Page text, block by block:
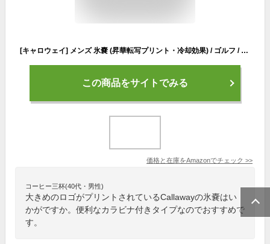
[キャロウェイ] メンズ 氷嚢 (昇華転写プリント・冷却効果) / ゴルフ / C24198101 1090_ピンク FR
この商品をサイトでみる
価格と在庫をAmazonでチェック >>
コーヒー三杯(40代・男性)
大きめのロゴがプリントされているCallawayの氷嚢はい
かがですか。便利なカラビナ付きタイプなのでおすすめで
す。